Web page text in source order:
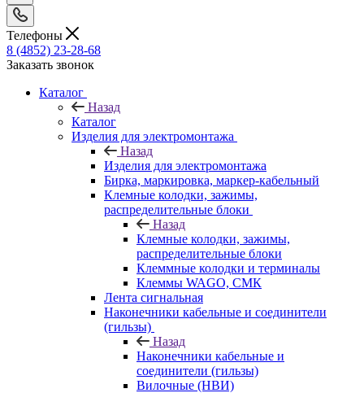
Телефоны
8 (4852) 23-28-68
Заказать звонок
Каталог
Назад
Каталог
Изделия для электромонтажа
Назад
Изделия для электромонтажа
Бирка, маркировка, маркер-кабельный
Клемные колодки, зажимы,
распределительные блоки
Назад
Клемные колодки, зажимы,
распределительные блоки
Клеммные колодки и терминалы
Клеммы WAGO, СМК
Лента сигнальная
Наконечники кабельные и соединители
(гильзы)
Назад
Наконечники кабельные и
соединители (гильзы)
Вилочные (НВИ)